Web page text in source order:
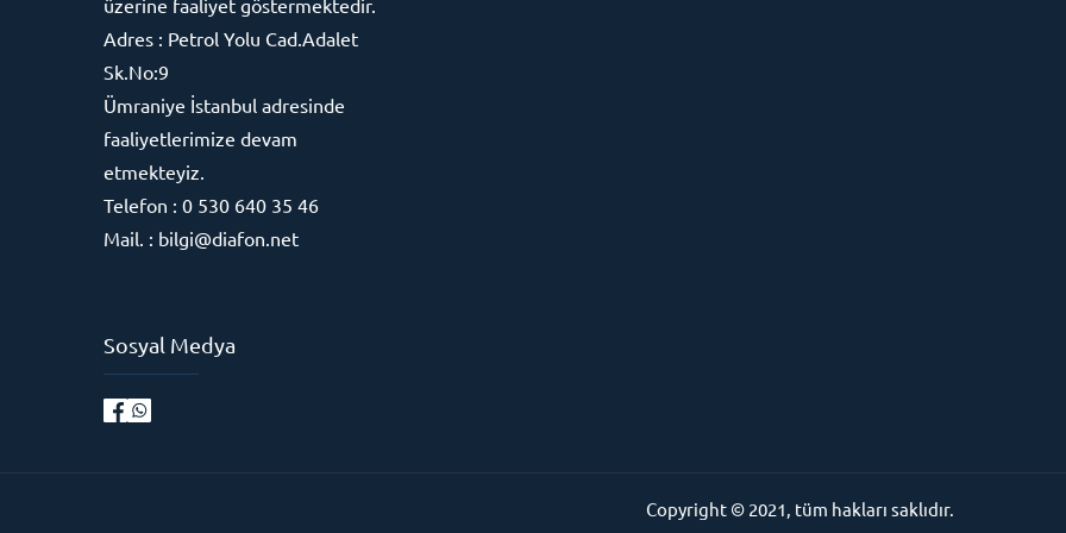
Adres : Petrol Yolu Cad.Adalet
Sk.No:9
Ümraniye İstanbul adresinde
faaliyetlerimize devam
etmekteyiz.
Telefon : 0 530 640 35 46
Mail. : bilgi@diafon.net
Sosyal Medya
Copyright © 2021, tüm hakları saklıdır.